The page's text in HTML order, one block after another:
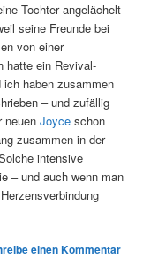
Tochter angelächelt
seine Freunde bei
von einer
hatte ein Revival-
haben zusammen
– und zufällig
neuenJoyce schon
zusammen in der
intensive
– und auch wenn man
einen Kommentar